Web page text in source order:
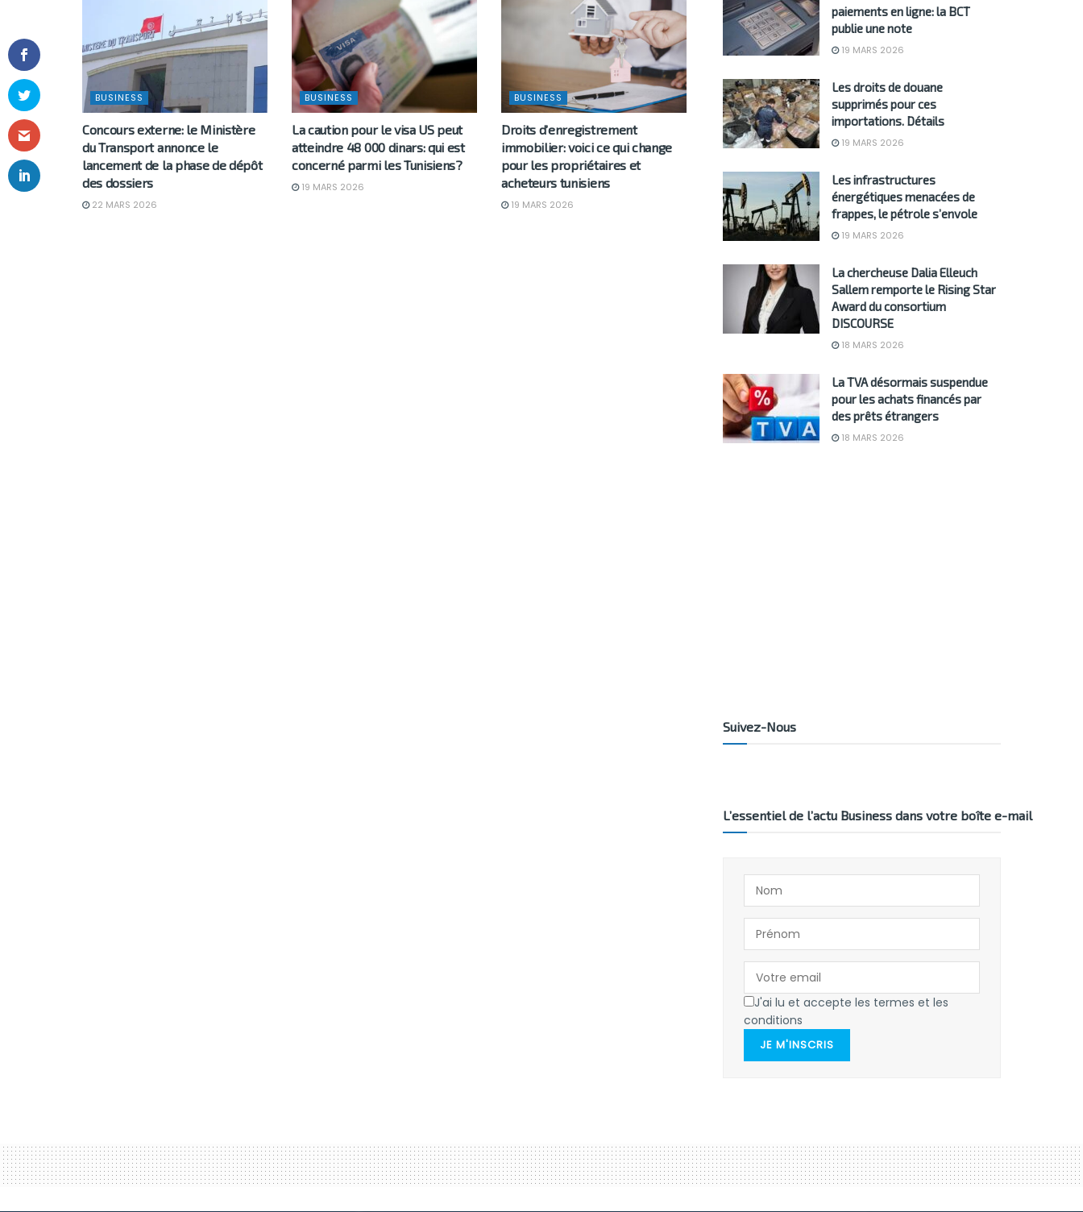
BUSINESS
Concours externe: le Ministère
du Transport annonce le
lancement de la phase de dépôt
des dossiers
22 MARS 2026
BUSINESS
La caution pour le visa US peut
atteindre 48 000 dinars: qui est
concerné parmi les Tunisiens?
19 MARS 2026
BUSINESS
Droits d’enregistrement
immobilier: voici ce qui change
pour les propriétaires et
acheteurs tunisiens
19 MARS 2026
paiements en ligne: la BCT
publie une note
19 MARS 2026
Les droits de douane
supprimés pour ces
importations. Détails
19 MARS 2026
Les infrastructures
énergétiques menacées de
frappes, le pétrole s’envole
19 MARS 2026
La chercheuse Dalia Elleuch
Sallem remporte le Rising Star
Award du consortium
DISCOURSE
18 MARS 2026
La TVA désormais suspendue
pour les achats financés par
des prêts étrangers
18 MARS 2026
Suivez-Nous
L’essentiel de l’actu Business dans votre boîte e-mail
J'ai lu et accepte les termes et les
conditions
JE M'INSCRIS